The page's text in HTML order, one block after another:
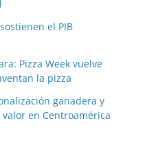
el PIB
Pizza Week vuelve
la pizza
ganadera y
en Centroamérica